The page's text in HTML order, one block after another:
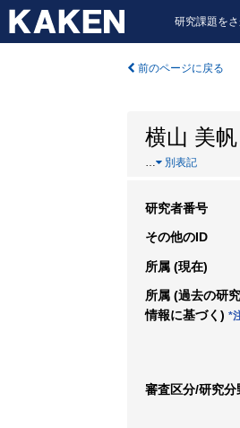
研究課題を
前のページに戻る
横山 美帆
… 別表記
研究者番号
その他のID
所属 (現在)
所属 (過去の研
情報に基づく) *
審査区分/研究分